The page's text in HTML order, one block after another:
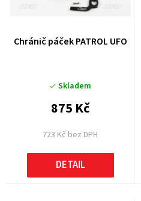
Chránič páček PATROL UFO
Skladem
723 Kč bez DPH
875 Kč
DETAIL